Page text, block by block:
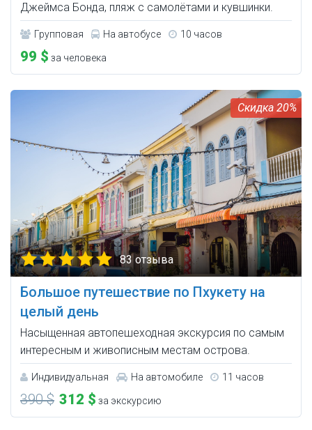
Джеймса Бонда, пляж с самолётами и кувшинки.
Групповая На автобусе 10 часов
99 $ за человека
20%
83 отзыва
Большое путешествие по Пхукету на
целый день
Насыщенная автопешеходная экскурсия по самым
интересным и живописным местам острова.
Индивидуальная На автомобиле 11 часов
390 $ 312 $ за экскурсию